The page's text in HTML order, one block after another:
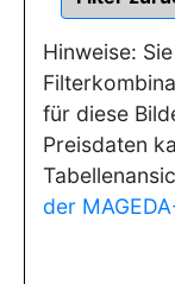
Hinweise:
für diese
Preisdaten
der